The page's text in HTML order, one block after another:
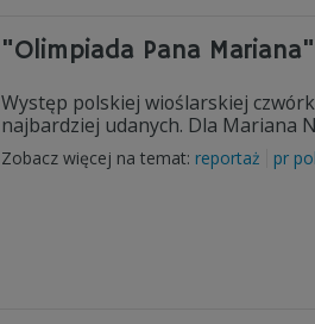
"Olimpiada Pana
Występ polskiej wioślarskiej
najbardziej udanych. Dla Mariana
Zobacz więcej na temat: reportaż pr